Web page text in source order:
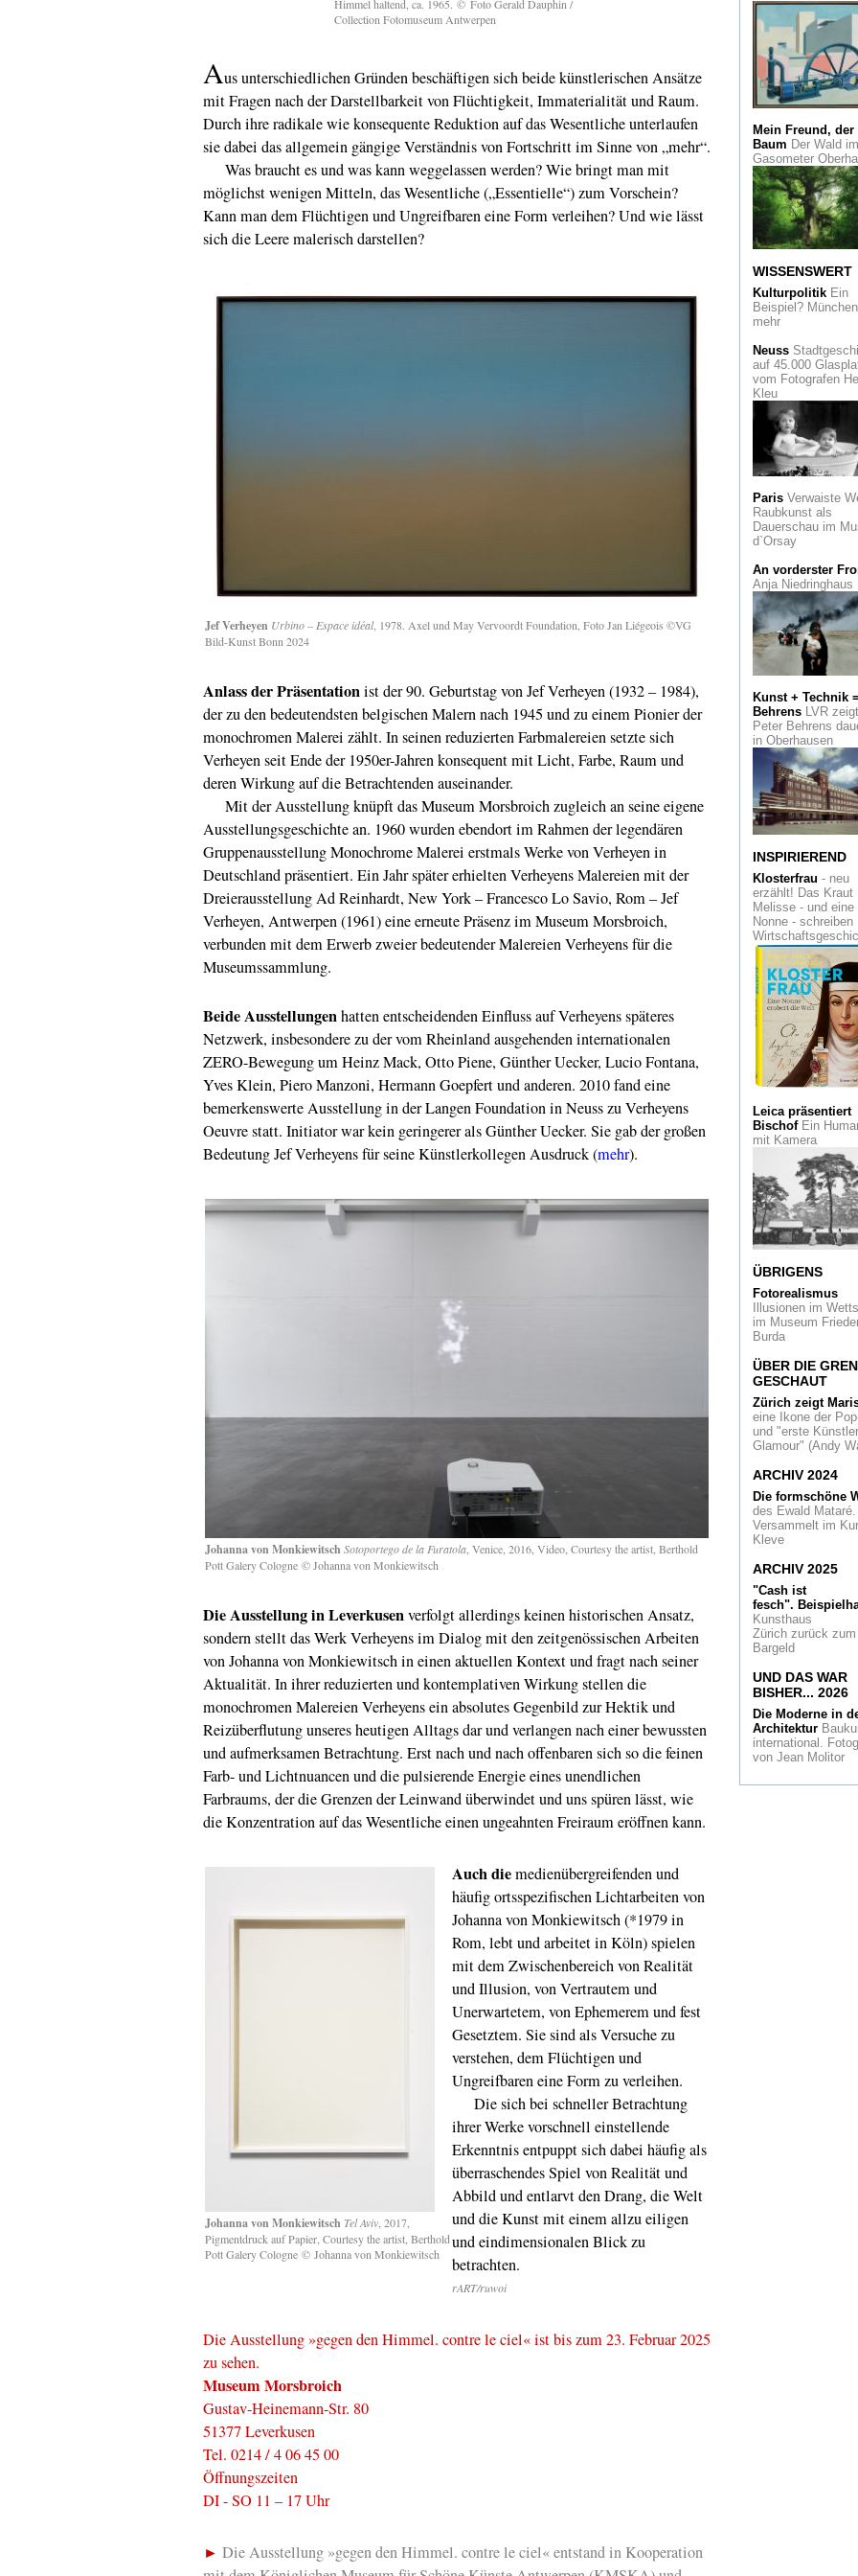
Himmel haltend, ca. 1965. © Foto Gerald Dauphin /
Collection Fotomuseum Antwerpen
Aus unterschiedlichen Gründen beschäftigen sich beide künstlerischen Ansätze
mit Fragen nach der Darstellbarkeit von Flüchtigkeit, Immaterialität und Raum.
Durch ihre radikale wie konsequente Reduktion auf das Wesentliche unterlaufen
sie dabei das allgemein gängige Verständnis von Fortschritt im Sinne von „mehr“.
Was braucht es und was kann weggelassen werden? Wie bringt man mit
möglichst wenigen Mitteln, das Wesentliche („Essentielle“) zum Vorschein?
Kann man dem Flüchtigen und Ungreifbaren eine Form verleihen? Und wie lässt
sich die Leere malerisch darstellen?
Jef Verheyen Urbino – Espace idéal, 1978. Axel und May Vervoordt Foundation, Foto Jan Liégeois ©VG
Bild-Kunst Bonn 2024
Anlass der Präsentationist der 90. Geburtstag von Jef Verheyen (1932 – 1984),
der zu den bedeutendsten belgischen Malern nach 1945 und zu einem Pionier der
monochromen Malerei zählt. In seinen reduzierten Farbmalereien setzte sich
Verheyen seit Ende der 1950er-Jahren konsequent mit Licht, Farbe, Raum und
deren Wirkung auf die Betrachtenden auseinander.
Mit der Ausstellung knüpft das Museum Morsbroich zugleich an seine eigene
Ausstellungsgeschichte an. 1960 wurden ebendort im Rahmen der legendären
Gruppenausstellung Monochrome Malerei erstmals Werke von Verheyen in
Deutschland präsentiert. Ein Jahr später erhielten Verheyens Malereien mit der
Dreierausstellung Ad Reinhardt, New York – Francesco Lo Savio, Rom – Jef
Verheyen, Antwerpen (1961) eine erneute Präsenz im Museum Morsbroich,
verbunden mit dem Erwerb zweier bedeutender Malereien Verheyens für die
Museumssammlung.
Beide Ausstellungenhatten entscheidenden Einfluss auf Verheyens späteres
Netzwerk, insbesondere zu der vom Rheinland ausgehenden internationalen
ZERO-Bewegung um Heinz Mack, Otto Piene, Günther Uecker, Lucio Fontana,
Yves Klein, Piero Manzoni, Hermann Goepfert und anderen. 2010 fand eine
bemerkenswerte Ausstellung in der Langen Foundation in Neuss zu Verheyens
Oeuvre statt. Initiator war kein geringerer als Günther Uecker. Sie gab der großen
Bedeutung Jef Verheyens für seine Künstlerkollegen Ausdruck (mehr).
Johanna von Monkiewitsch Sotoportego de la Furatola , Venice, 2016, Video, Courtesy the artist, Berthold
Pott Galery Cologne © Johanna von Monkiewitsch
Die Ausstellung in Leverkusenverfolgt allerdings keinen historischen Ansatz,
sondern stellt das Werk Verheyens im Dialog mit den zeitgenössischen Arbeiten
von Johanna von Monkiewitsch in einen aktuellen Kontext und fragt nach seiner
Aktualität. In ihrer reduzierten und kontemplativen Wirkung stellen die
monochromen Malereien Verheyens ein absolutes Gegenbild zur Hektik und
Reizüberflutung unseres heutigen Alltags dar und verlangen nach einer bewussten
und aufmerksamen Betrachtung. Erst nach und nach offenbaren sich so die feinen
Farb- und Lichtnuancen und die pulsierende Energie eines unendlichen
Farbraums, der die Grenzen der Leinwand überwindet und uns spüren lässt, wie
die Konzentration auf das Wesentliche einen ungeahnten Freiraum eröffnen kann.
Johanna von Monkiewitsch Tel Aviv , 2017,
Pigmentdruck auf Papier, Courtesy the artist, Berthold
Pott Galery Cologne © Johanna von Monkiewitsch
Auch diemedienübergreifenden und
häufig ortsspezifischen Lichtarbeiten von
Johanna von Monkiewitsch (*1979 in
Rom, lebt und arbeitet in Köln) spielen
mit dem Zwischenbereich von Realität
und Illusion, von Vertrautem und
Unerwartetem, von Ephemerem und fest
Gesetztem. Sie sind als Versuche zu
verstehen, dem Flüchtigen und
Ungreifbaren eine Form zu verleihen.
Die sich bei schneller Betrachtung
ihrer Werke vorschnell einstellende
Erkenntnis entpuppt sich dabei häufig als
überraschendes Spiel von Realität und
Abbild und entlarvt den Drang, die Welt
und die Kunst mit einem allzu eiligen
und eindimensionalen Blick zu
betrachten.
rART/ruwoi
Die Ausstellung »gegen den Himmel. contre le ciel« ist bis zum 23. Februar 2025
zu sehen.
Museum Morsbroich
Gustav-Heinemann-Str. 80
51377 Leverkusen
Tel. 0214 / 4 06 45 00
Öffnungszeiten
DI - SO 11 – 17 Uhr
► Die Ausstellung »gegen den Himmel. contre le ciel« entstand in Kooperation
Aquarell "Milde
ist zurück in Essen
Käthe Kollwitz
- eine
Kopenhagen
100. Geburtstag des
Surrealismus zeigt
Max Ernst
Brühl Alberto
Giacometti
Surrealismus total
Paris und ein
voll Surrealem im
Centre Pompidou
Surrealismus in
Charleroi
Family of Man
einmalige
Panorama der
Menschheit wird 70
Jahre alt
Chronist des
Zum Tod
Daniel Spoerri
"missing link_"
Mischa Kuball jetzt
dauerhaft im
öffentlichen Raum.
Werk erinnert an
Düsseldorfer
Erwartung
spaziale: Lucio
im Von der Heydt-
William Kentridge
Preisträger des
Internationalen
Folkwang-Preis 2024
Reif für den
Kunst am Bau von
Günter Fruhtrunk in
Düsseldorf. Ein
GelesenBonner
Straßengeschichten
Yoko OnoMusic of
Mind in der
Kunstsammlung
Helga Paris (DDR)
ihre Foto-Schwarz-
Weiß-Kunst in
Monschau
Alles WeißRichard
Meier zum 90.
Geburtstag
Leica
Galerie Düsseldorf
zeigt die
Rheinmetropole
anders
Osnat Ben Dov in
Johanna-Ey-
Flucht in die Berge
Otto Dix im Engadin
Das Kinderzimmer
Wunderkammer?
Bonn
Kunstakademie
Düsseldorf Wer
Walter Kaesbach?
Eidinger im K21
Haus Schlesien
Morphosen von
Zięta, Ingenieur und
Glanz und Elend
Sachlichkeit aus
Deutschland im
Museum Wien
Gesellschaft. Eine
Schau im
Kunstmuseum Villa
Zanders
Im Bahnhof Lüttich
multimedial
Mein Freund, der
Baum Der Wald im
Gasometer
WISSENSWERT
KulturpolitikEin
Beispiel?
mehr
Neuss
auf 45.000
vom Fotografen
Kleu
ParisVerwaiste
Raubkunst als
Dauerschau im
d`Orsay
An vorderster
Anja Niedringhaus
Kunst + Technik =
BehrensLVR zeigt
Peter Behrens
in Oberhausen
INSPIRIEREND
Klosterfrau - neu
erzählt! Das Kraut
Melisse - und eine
Nonne - schreiben
Leica präsentiert
BischofEin
mit Kamera
ÜBRIGENS
Fotorealismus
Illusionen im
im Museum
Burda
ÜBER DIE
GESCHAUT
Zürich zeigt
eine Ikone der
und "erste
Glamour" (Andy
ARCHIV 2024
Die formschöne
des Ewald Mataré.
Versammelt im
Kleve
ARCHIV 2025
"Cash ist
fesch".
Kunsthaus
Zürich zurück zum
Bargeld
UND DAS WAR
BISHER... 2026
Die Moderne in
Architektur
international.
von Jean Molitor